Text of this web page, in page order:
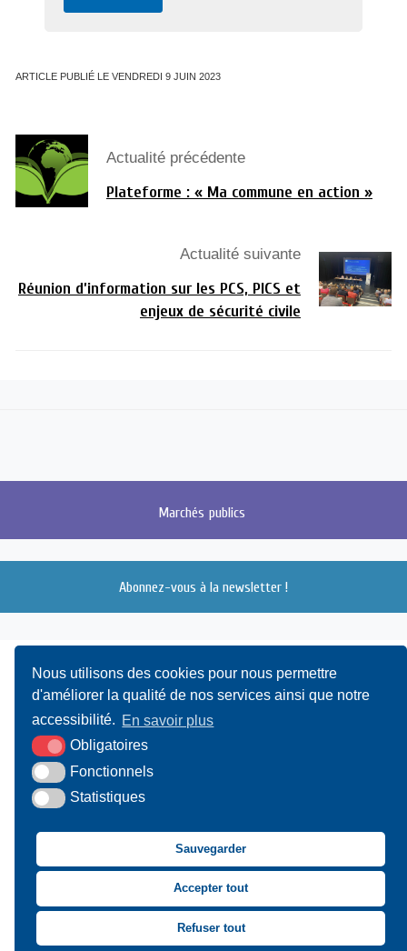
Nous utilisons des cookies pour nous permettre
d'améliorer la qualité de nos services ainsi que notre
accessibilité. En savoir plus
Obligatoires
Fonctionnels
Statistiques
Sauvegarder
Accepter tout
Refuser tout
ARTICLE PUBLIÉ LE VENDREDI 9 JUIN 2023
Actualité précédente
Plateforme : « Ma commune en action »
Actualité suivante
Réunion d’information sur les PCS, PICS et
enjeux de sécurité civile
Marchés publics
Abonnez-vous à la newsletter !
UAMC- 4, Bis Avenue du Canada - 14000 CAEN
Suivez-nous sur Facebook
Suivez-nous sur X
Suivez-nous sur LinkedIn
Suivez-nous sur